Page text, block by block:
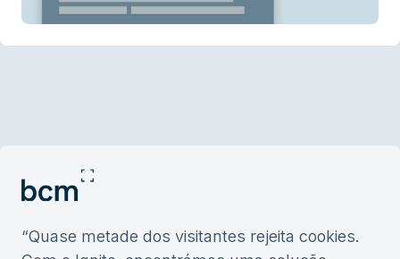
“Quase metade dos visitantes rejeita cookies.